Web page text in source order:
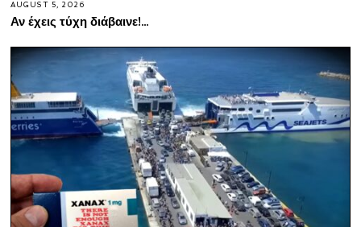
AUGUST 5, 2026
Αν έχεις τύχη διάβαινε!…